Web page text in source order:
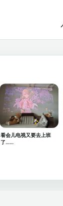
看会儿电视又要去上班
了……